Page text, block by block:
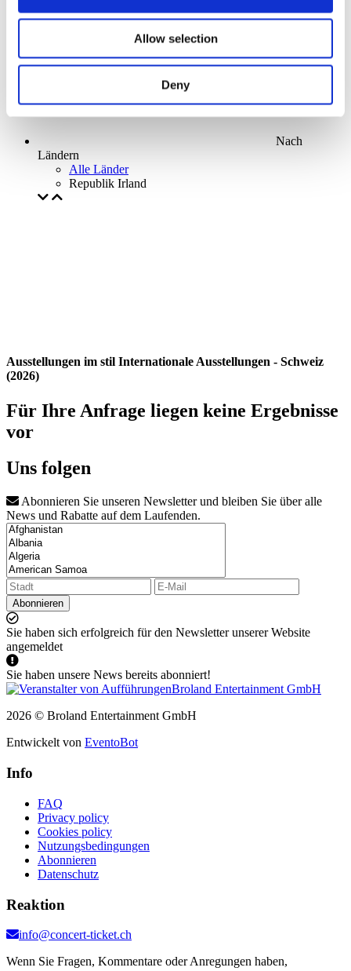
Allow selection
Deny
Nach
Ländern
Alle Länder
Republik Irland
Ausstellungen im stil Internationale Ausstellungen - Schweiz
(2026)
Für Ihre Anfrage liegen keine Ergebnisse
vor
Uns folgen
Abonnieren Sie unseren Newsletter und bleiben Sie über alle
News und Rabatte auf dem Laufenden.
Abonnieren
Sie haben sich erfolgreich für den Newsletter unserer Website
angemeldet
Sie haben unsere News bereits abonniert!
2026 © Broland Entertainment GmbH
Entwickelt von EventoBot
Info
FAQ
Privacy policy
Cookies policy
Nutzungsbedingungen
Abonnieren
Datenschutz
Reaktion
info@concert-ticket.ch
Wenn Sie Fragen, Kommentare oder Anregungen haben,